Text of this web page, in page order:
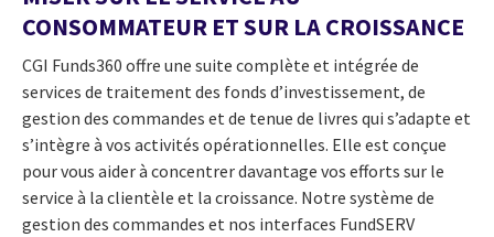
CONSOMMATEUR ET SUR LA CROISSANCE
CGI Funds360 offre une suite complète et intégrée de
services de traitement des fonds d’investissement, de
gestion des commandes et de tenue de livres qui s’adapte et
s’intègre à vos activités opérationnelles. Elle est conçue
pour vous aider à concentrer davantage vos efforts sur le
service à la clientèle et la croissance. Notre système de
gestion des commandes et nos interfaces FundSERV